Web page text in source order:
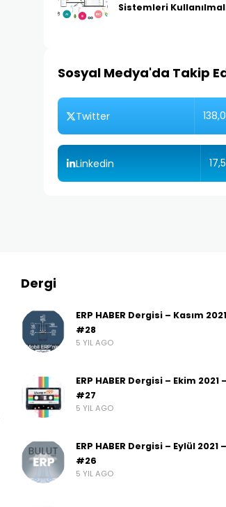
Sistemleri
Sosyal Medya'da Takip
Twitter
Linkedin
Dergi
ERP HABER Dergisi – Kasım
#28
5 YIL AGO
ERP HABER Dergisi – Ekim 2021
#27
5 YIL AGO
ERP HABER Dergisi – Eylül 2021
#26
5 YIL AGO